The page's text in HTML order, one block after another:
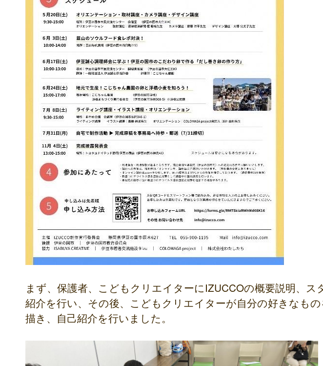
まず、保護者、こどもクリエイターにIZUCCOの概要説明、ス
紹介を行い、その後、こどもクリエイターが自分の好きなも
描き、自己紹介を行いました。